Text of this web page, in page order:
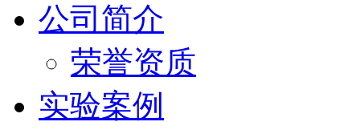
公司简介
荣誉资质
实验案例